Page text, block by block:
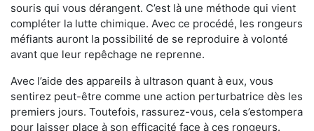
souris qui vous dérangent. C’est là une méthode qui vient
compléter la lutte chimique. Avec ce procédé, les rongeurs
méfiants auront la possibilité de se reproduire à volonté
avant que leur repêchage ne reprenne.
Avec l’aide des appareils à ultrason quant à eux, vous
sentirez peut-être comme une action perturbatrice dès les
premiers jours. Toutefois, rassurez-vous, cela s’estompera
pour laisser place à son efficacité face à ces rongeurs.